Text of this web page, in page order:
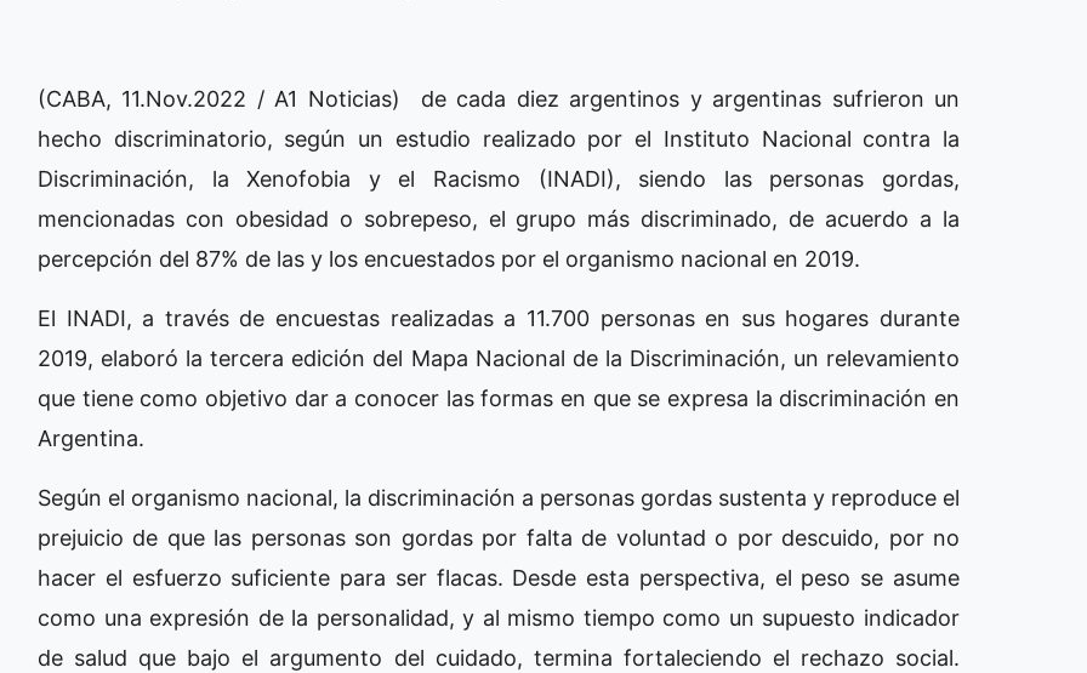
(CABA, 11.Nov.2022 / A1 Noticias) de cada diez argentinos y argentinas sufrieron un
hecho discriminatorio, según un estudio realizado por el Instituto Nacional contra la
Discriminación, la Xenofobia y el Racismo (INADI), siendo las personas gordas,
mencionadas con obesidad o sobrepeso, el grupo más discriminado, de acuerdo a la
percepción del 87% de las y los encuestados por el organismo nacional en 2019.
El INADI, a través de encuestas realizadas a 11.700 personas en sus hogares durante
2019, elaboró la tercera edición del Mapa Nacional de la Discriminación, un relevamiento
que tiene como objetivo dar a conocer las formas en que se expresa la discriminación en
Argentina.
Según el organismo nacional, la discriminación a personas gordas sustenta y reproduce el
prejuicio de que las personas son gordas por falta de voluntad o por descuido, por no
hacer el esfuerzo suficiente para ser flacas. Desde esta perspectiva, el peso se asume
como una expresión de la personalidad, y al mismo tiempo como un supuesto indicador
de salud que bajo el argumento del cuidado, termina fortaleciendo el rechazo social.